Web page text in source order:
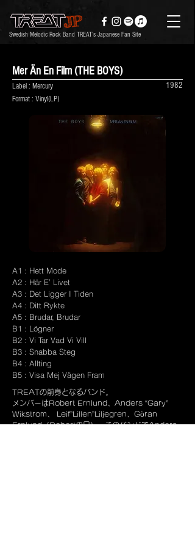
Swedish Melodic Rock Band TREAT’s Japanese Fan Site
Mer Än En Film (THE BOYS)
1982
Label : Mercury
Format : Vinyl(LP)
A1 : Hett Mode
A2 : Här E’ Livet
A3 : Det Ligger I Tiden
A4 : Ditt Rykte
A5 : Brudar, Brudar
B1 : Lögner
B2 : Vi Tar Vad Vi Vill
B3 : Snabba Steg
B4 : Allting
B5 : Visa Mej Vägen Fram
TREATの前身となるバンド。
メンバーはRobert Ernlund、Anders “Gary”
Wikstrom、 Leif”Lillen”Liljegren、Göran
Ernlund（Robertの兄）。このバンドでAnders